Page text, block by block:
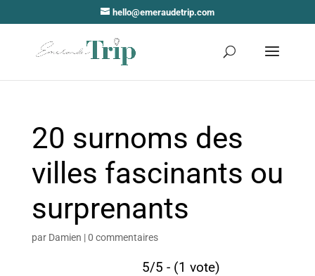
hello@emeraudetrip.com
20 surnoms des
villes fascinants ou
surprenants
par Damien |0 commentaires
5/5 - (1 vote)